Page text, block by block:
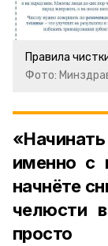
Правила
Фото:
именно с
начнёте
челюсти